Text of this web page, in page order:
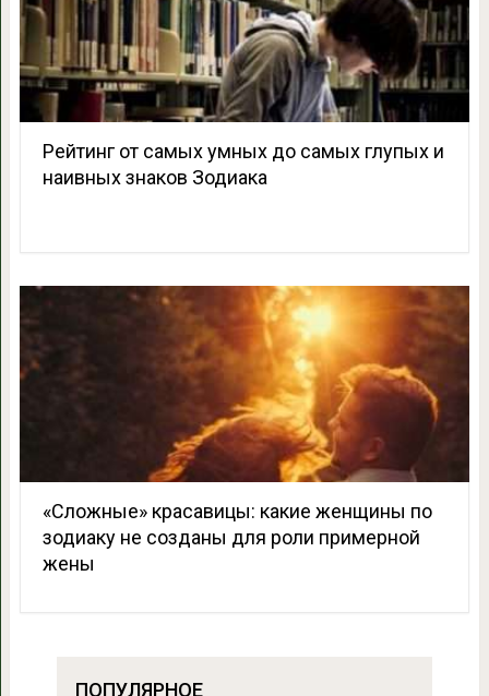
Рейтинг от самых умных до самых глупых и
наивных знаков Зодиака
«Сложные» красавицы: какие женщины по
зодиаку не созданы для роли примерной
жены
ПОПУЛЯРНОЕ